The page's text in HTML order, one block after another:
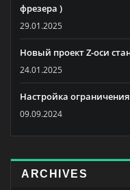
фрезера )
29.01.2025
Новый проект Z-оси
24.01.2025
Настройка ограничения
09.09.2024
ARCHIVES